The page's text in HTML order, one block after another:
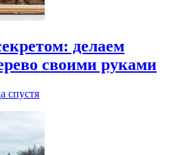
делаем
своими руками
спустя